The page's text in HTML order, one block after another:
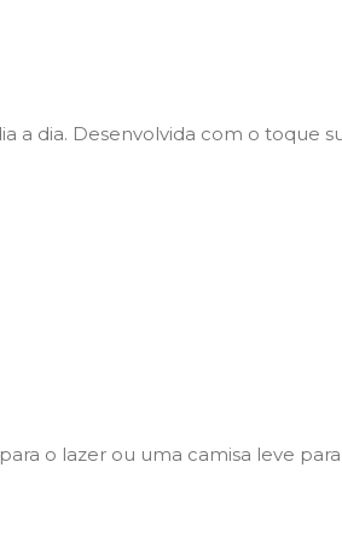
a dia. Desenvolvida com o toque
o lazer ou uma camisa leve